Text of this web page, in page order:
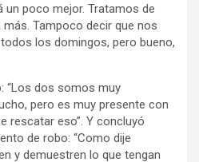
un poco mejor. Tratamos de
Tampoco decir que nos
los domingos, pero bueno,
“Los dos somos muy
pero es muy presente con
rescatar eso”. Y concluyó
de robo: “Como dije
y demuestren lo que tengan